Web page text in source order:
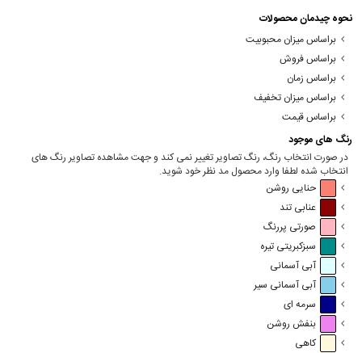
نحوه چیدمان محصولات
براساس میزان محبوبیت
براساس فروش
براساس زمان
براساس میزان تخفیف
براساس قیمت
رنگ های موجود
در صورت انتخاب رنگ، رنگ تصاویر تغییر نمی کند و جهت مشاهده تصاویر رنگ های
انتخاب شده لطفا وارد محصول مد نظر خود شوید.
حنایی روشن
عنابی تند
صورتی پررنگ
سبزکبریتی تیره
آبی آسمانی
آبی آسمانی سیر
سرمه ای
بنفش روشن
کاهی